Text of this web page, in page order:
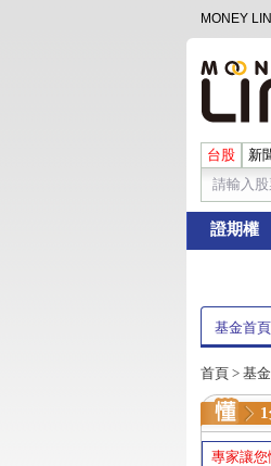
MONEY
台股 新
證期權
基金首頁
首頁 > 基金
專家讓您